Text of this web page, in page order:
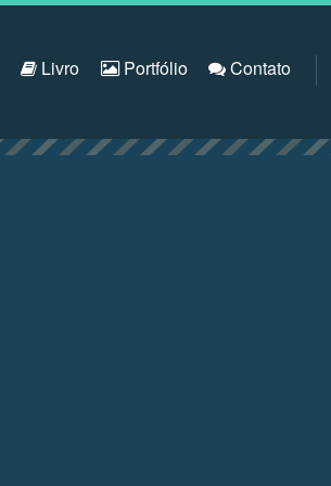
Livro Portfólio Contato